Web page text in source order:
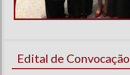
Edital de Convocação